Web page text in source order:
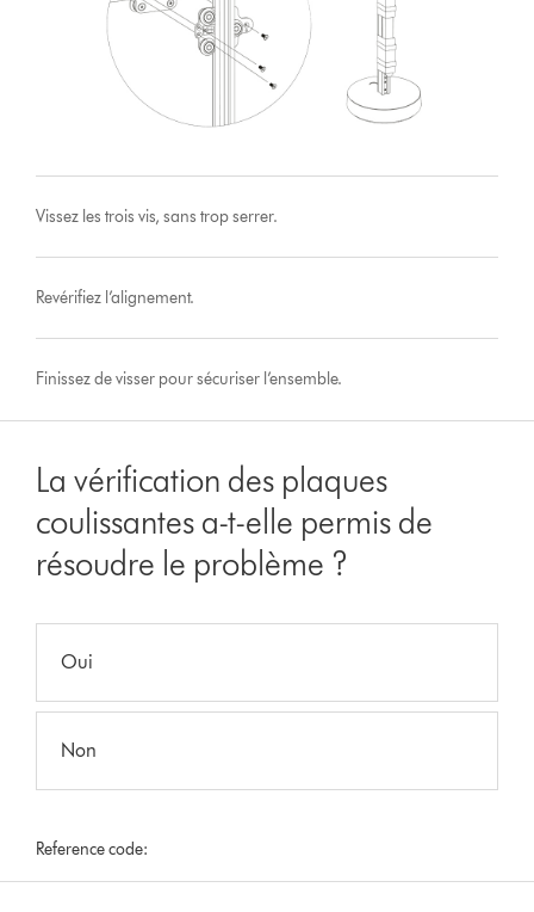
Vissez les trois vis, sans trop serrer.
Revérifiez l’alignement.
Finissez de visser pour sécuriser l’ensemble.
La vérification des plaques
coulissantes a-t-elle permis de
résoudre le problème ?
Oui
Non
Reference code: